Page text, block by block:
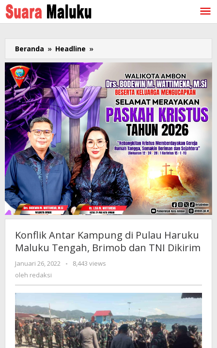
Lewati
ke
konten
Beranda » Headline »
Antar
Kampung
Pulau
Haruku
Maluku
Tengah,
Brimob
dan
TNI
Dikirim
Konflik Antar Kampung di Pulau Haruku
Maluku Tengah, Brimob dan TNI Dikirim
Januari 26, 2022
oleh
-
8,443 views
oleh redaksi